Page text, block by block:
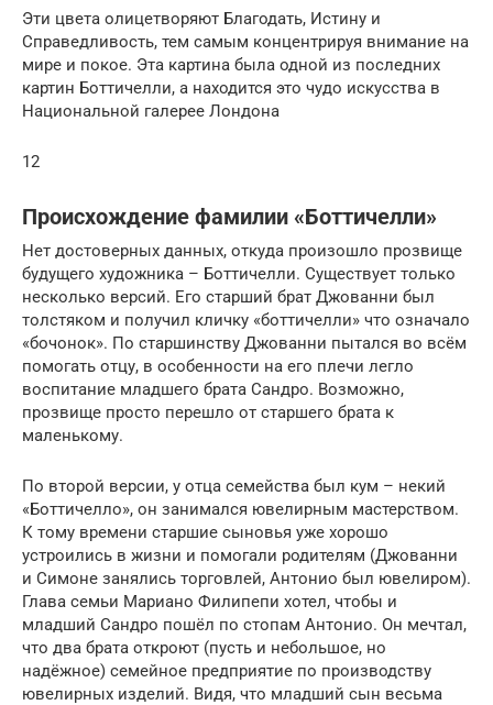
Эти цвета олицетворяют Благодать, Истину и
Справедливость, тем самым концентрируя внимание на
мире и покое. Эта картина была одной из последних
картин Боттичелли, а находится это чудо искусства в
Национальной галерее Лондона
12
Происхождение фамилии «Боттичелли»
Нет достоверных данных, откуда произошло прозвище
будущего художника – Боттичелли. Существует только
несколько версий. Его старший брат Джованни был
толстяком и получил кличку «боттичелли» что означало
«бочонок». По старшинству Джованни пытался во всём
помогать отцу, в особенности на его плечи легло
воспитание младшего брата Сандро. Возможно,
прозвище просто перешло от старшего брата к
маленькому.
По второй версии, у отца семейства был кум – некий
«Боттичелло», он занимался ювелирным мастерством.
К тому времени старшие сыновья уже хорошо
устроились в жизни и помогали родителям (Джованни
и Симоне занялись торговлей, Антонио был ювелиром).
Глава семьи Мариано Филипепи хотел, чтобы и
младший Сандро пошёл по стопам Антонио. Он мечтал,
что два брата откроют (пусть и небольшое, но
надёжное) семейное предприятие по производству
ювелирных изделий. Видя, что младший сын весьма